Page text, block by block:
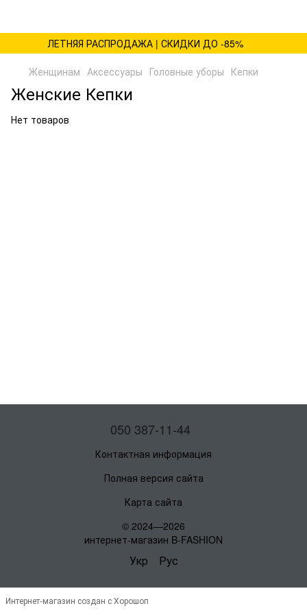
ЛЕТНЯЯ РАСПРОДАЖА | СКИДКИ ДО -85%
Женщинам Аксессуары Головные уборы Кепки
Женские Кепки
Нет товаров
050 387-11-44
Контактная информация
Полная версия сайта
Карта сайта
© 2024—2026
интернет-магазин B-FASHION
Укр Рус
Интернет-магазин создан с Хорошоп